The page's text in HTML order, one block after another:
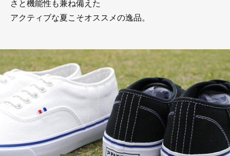
さと機能性も兼ね備えた
アクティブな夏こそオススメの逸品。